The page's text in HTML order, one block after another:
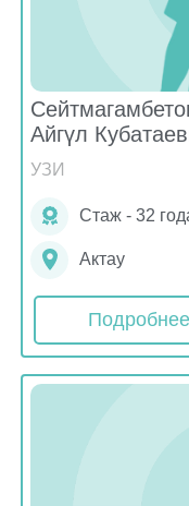
Айгүл
УЗИ
Стаж - 32
Актау
Подробнее